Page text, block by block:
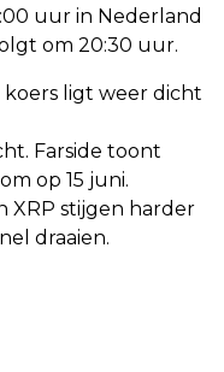
uur in Nederland
om 20:30 uur.
ligt weer dicht
Farside toont
op 15 juni.
XRP stijgen harder
draaien.